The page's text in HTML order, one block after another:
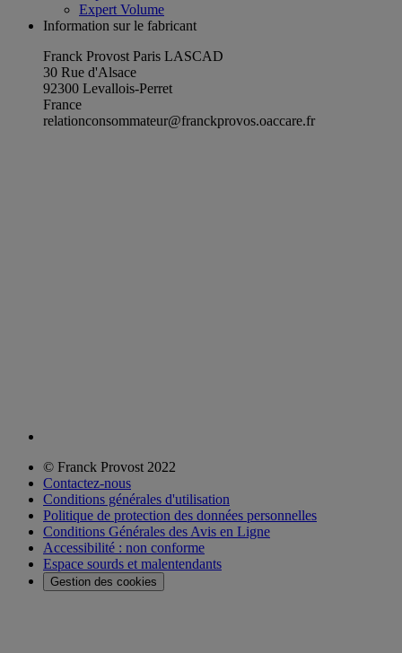
Expert Volume
Information sur le fabricant
Franck Provost Paris LASCAD
30 Rue d'Alsace
92300 Levallois-Perret
France
relationconsommateur@franckprovos.oaccare.fr
© Franck Provost 2022
Contactez-nous
Conditions générales d'utilisation
Politique de protection des données personnelles
Conditions Générales des Avis en Ligne
Accessibilité : non conforme
Espace sourds et malentendants
Gestion des cookies